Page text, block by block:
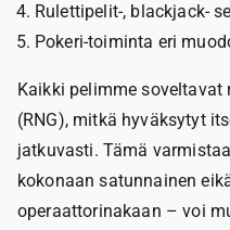
Rulettipelit-, blackjack-
Pokeri-toiminta eri
Kaikki pelimme soveltavat
(RNG), mitkä hyväksytyt
jatkuvasti. Tämä
kokonaan satunnainen
operaattorinakaan – voi